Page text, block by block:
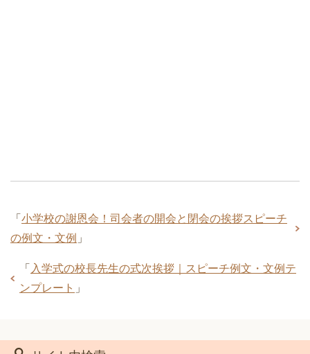
「 小学校の謝恩会！司会者の開会と閉会の挨拶スピーチ
の例文・文例 」
「 入学式の校長先生の式次挨拶｜スピーチ例文・文例テ
ンプレート 」